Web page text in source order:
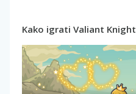
Kako igrati Valiant Knight